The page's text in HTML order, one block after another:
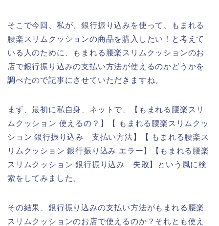
そこで今回、私が、銀行振り込みを使って、もまれる
腰楽スリムクッションの商品を購入したい！と考えて
いる人のために、もまれる腰楽スリムクッションのお
店で銀行振り込みの支払い方法が使えるのかどうかを
調べたので記事にさせていただきますね。
まず、最初に私自身、ネットで、【もまれる腰楽スリ
ムクッション 使えるの？】【 もまれる腰楽スリムクッ
ション 銀行振り込み 支払い方法】【 もまれる腰楽ス
リムクッション 銀行振り込み エラー】【もまれる腰楽
スリムクッション 銀行振り込み 失敗】という風に検
索をしてみました。
その結果、銀行振り込みの支払い方法がもまれる腰楽
スリムクッションのお店で使えるのか？それとも使え